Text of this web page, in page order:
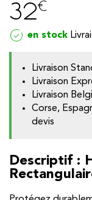
32€
en stock
Livraison
Livraison
Livraison
Corse,
devis
Descriptif :